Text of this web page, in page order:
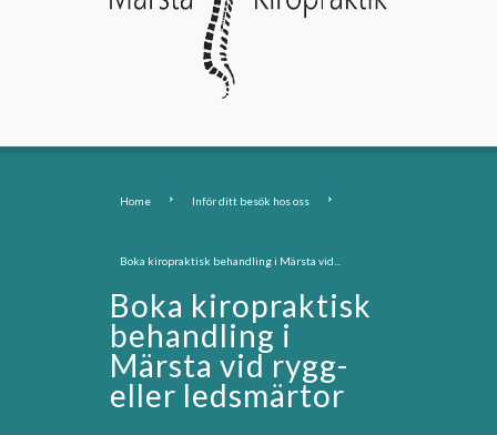
Home Inför ditt besök hos oss
Boka kiropraktisk behandling i Märsta vid...
Boka kiropraktisk
behandling i
Märsta vid rygg-
eller ledsmärtor